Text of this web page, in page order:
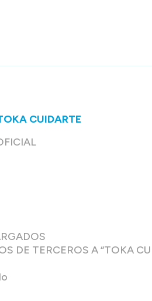
CUIDARTE​
DE TERCEROS A “TOKA